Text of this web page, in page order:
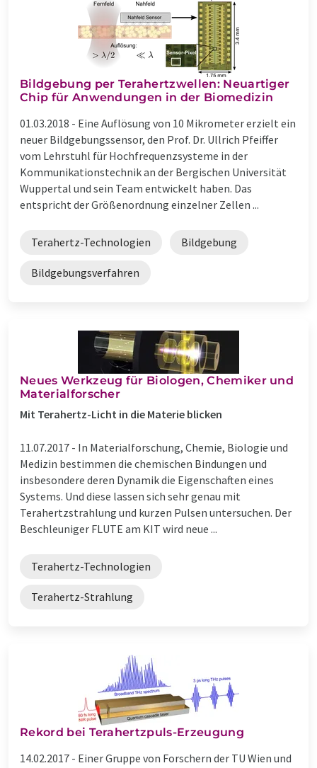
Bildgebung per Terahertzwellen: Neuartiger
Chip für Anwendungen in der Biomedizin
01.03.2018 - Eine Auflösung von 10 Mikrometer erzielt ein
neuer Bildgebungssensor, den Prof. Dr. Ullrich Pfeiffer
vom Lehrstuhl für Hochfrequenzsysteme in der
Kommunikationstechnik an der Bergischen Universität
Wuppertal und sein Team entwickelt haben. Das
entspricht der Größenordnung einzelner Zellen ...
Terahertz-Technologien Bildgebung
Bildgebungsverfahren
Neues Werkzeug für Biologen, Chemiker und
Materialforscher
Mit Terahertz-Licht in die Materie blicken
11.07.2017 - In Materialforschung, Chemie, Biologie und
Medizin bestimmen die chemischen Bindungen und
insbesondere deren Dynamik die Eigenschaften eines
Systems. Und diese lassen sich sehr genau mit
Terahertzstrahlung und kurzen Pulsen untersuchen. Der
Beschleuniger FLUTE am KIT wird neue ...
Terahertz-Technologien
Terahertz-Strahlung
Rekord bei Terahertzpuls-Erzeugung
14.02.2017 - Einer Gruppe von Forschern der TU Wien und